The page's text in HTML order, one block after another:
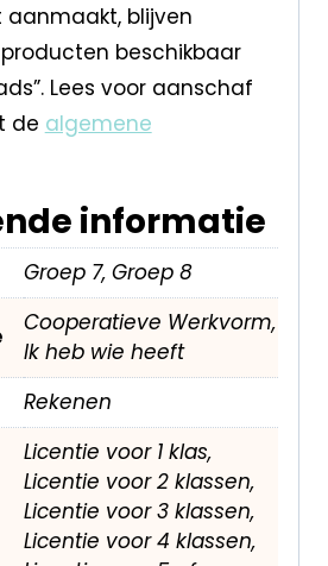
blijven
beschikbaar
Lees voor aanschaf
de algemene
informatie
Groep 7, Groep 8
Cooperatieve Werkvorm,
Ik heb wie heeft
Rekenen
Licentie voor 1 klas,
Licentie voor 2 klassen,
Licentie voor 3 klassen,
Licentie voor 4 klassen,